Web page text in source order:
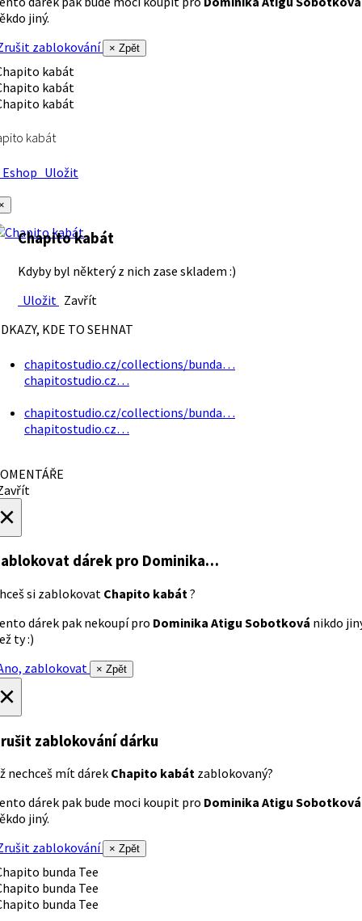
jiný.
zablokování
× Zpět
kabát
Uložit
Chapito kabát
Kdyby byl některý z nich zase skladem :)
Uložit Zavřít
KDE TO SEHNAT
chapitostudio.cz/collections/bunda…
chapitostudio.cz…
chapitostudio.cz/collections/bunda…
chapitostudio.cz…
dárek pro Dominika…
si zablokovat Chapito kabát ?
dárek pak nekoupí pro Dominika Atigu Sobotková nikdo
ty :)
zablokovat
× Zpět
zablokování dárku
nechceš mít dárek Chapito kabát zablokovaný?
dárek pak bude moci koupit pro Dominika Atigu Sobotková
jiný.
zablokování
× Zpět